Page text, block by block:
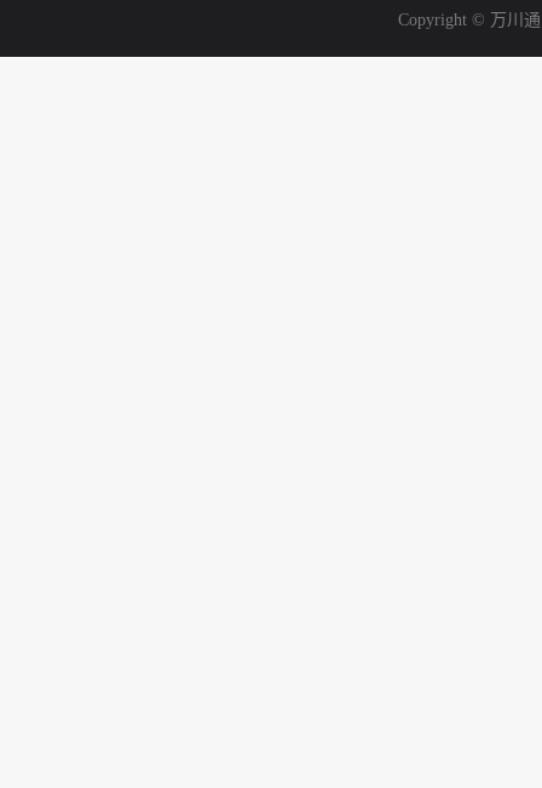
Copyright © 万川